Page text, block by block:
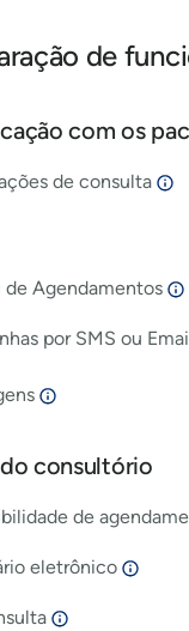
de
com os
de consulta
de Agendamentos
por SMS ou
consultório
de
eletrônico